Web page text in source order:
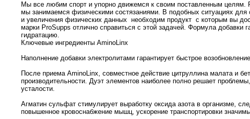
Мы все любим спорт и упорно движемся к своим поставленным целям.
мы занимаемся физическими состязаниями. В подобных ситуациях
и увеличения физических данных необходим продукт с которым вы
марки ProSupps отлично справиться с этой задачей. Формула добавки
гидратацию.
Ключевые ингредиенты AminoLinx
Наполнение добавки электролитами гарантирует быстрое
После приема AminoLinx, совместное действие цитруллина малата и
производительности. Дуэт элементов наиболее полно решает
усталости.
Агматин сульфат стимулирует выработку оксида азота в организме,
повышенное кровоснабжение мышц, ускорение транспортировки